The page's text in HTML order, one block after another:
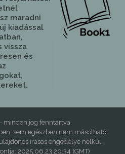
maradni
kiadással
vissza
és
minden jog fenntartva.
sem egészben nem másolható
írásos engedélye nélkül.
2025.06.23 20:34 (GMT)